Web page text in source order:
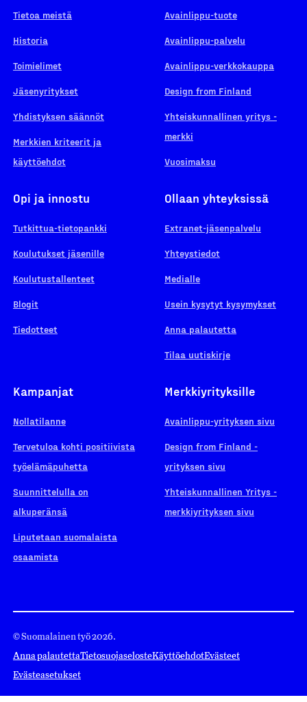
Tietoa meistä
Historia
Toimielimet
Jäsenyritykset
Yhdistyksen säännöt
Merkkien kriteerit ja
käyttöehdot
Avainlippu-tuote
Avainlippu-palvelu
Avainlippu-verkkokauppa
Design from Finland
Yhteiskunnallinen yritys -
merkki
Vuosimaksu
Opi ja innostu
Tutkittua-tietopankki
Koulutukset jäsenille
Koulutustallenteet
Blogit
Tiedotteet
Ollaan yhteyksissä
Extranet-jäsenpalvelu
Yhteystiedot
Medialle
Usein kysytyt kysymykset
Anna palautetta
Tilaa uutiskirje
Kampanjat
Nollatilanne
Tervetuloa kohti positiivista
työelämäpuhetta
Suunnittelulla on
alkuperänsä
Liputetaan suomalaista
osaamista
Merkkiyrityksille
Avainlippu-yrityksen sivu
Design from Finland -
yrityksen sivu
Yhteiskunnallinen Yritys -
merkkiyrityksen sivu
© Suomalainen työ 2026.
Anna palautettaTietosuojaselosteKäyttöehdotEvästeet
Evästeasetukset